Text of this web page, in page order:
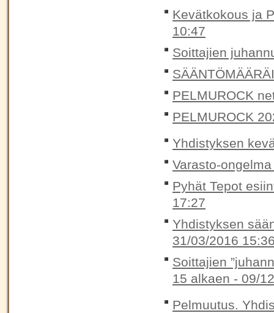
Kevätkokous ja
10:47
Soittajien
PELMUROCK
PELMUROCK
Yhdistyksen
Varasto-
Pyhät Tepot
17:27
Yhdistyksen
31/03/2016
Soittajien
15 alkaen - 09/
Pelmuutus.